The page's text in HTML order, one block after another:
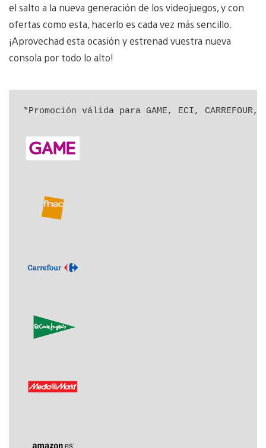
el salto a la nueva generación de los videojuegos, y con
ofertas como esta, hacerlo es cada vez más sencillo.
¡Aprovechad esta ocasión y estrenad vuestra nueva
consola por todo lo alto!